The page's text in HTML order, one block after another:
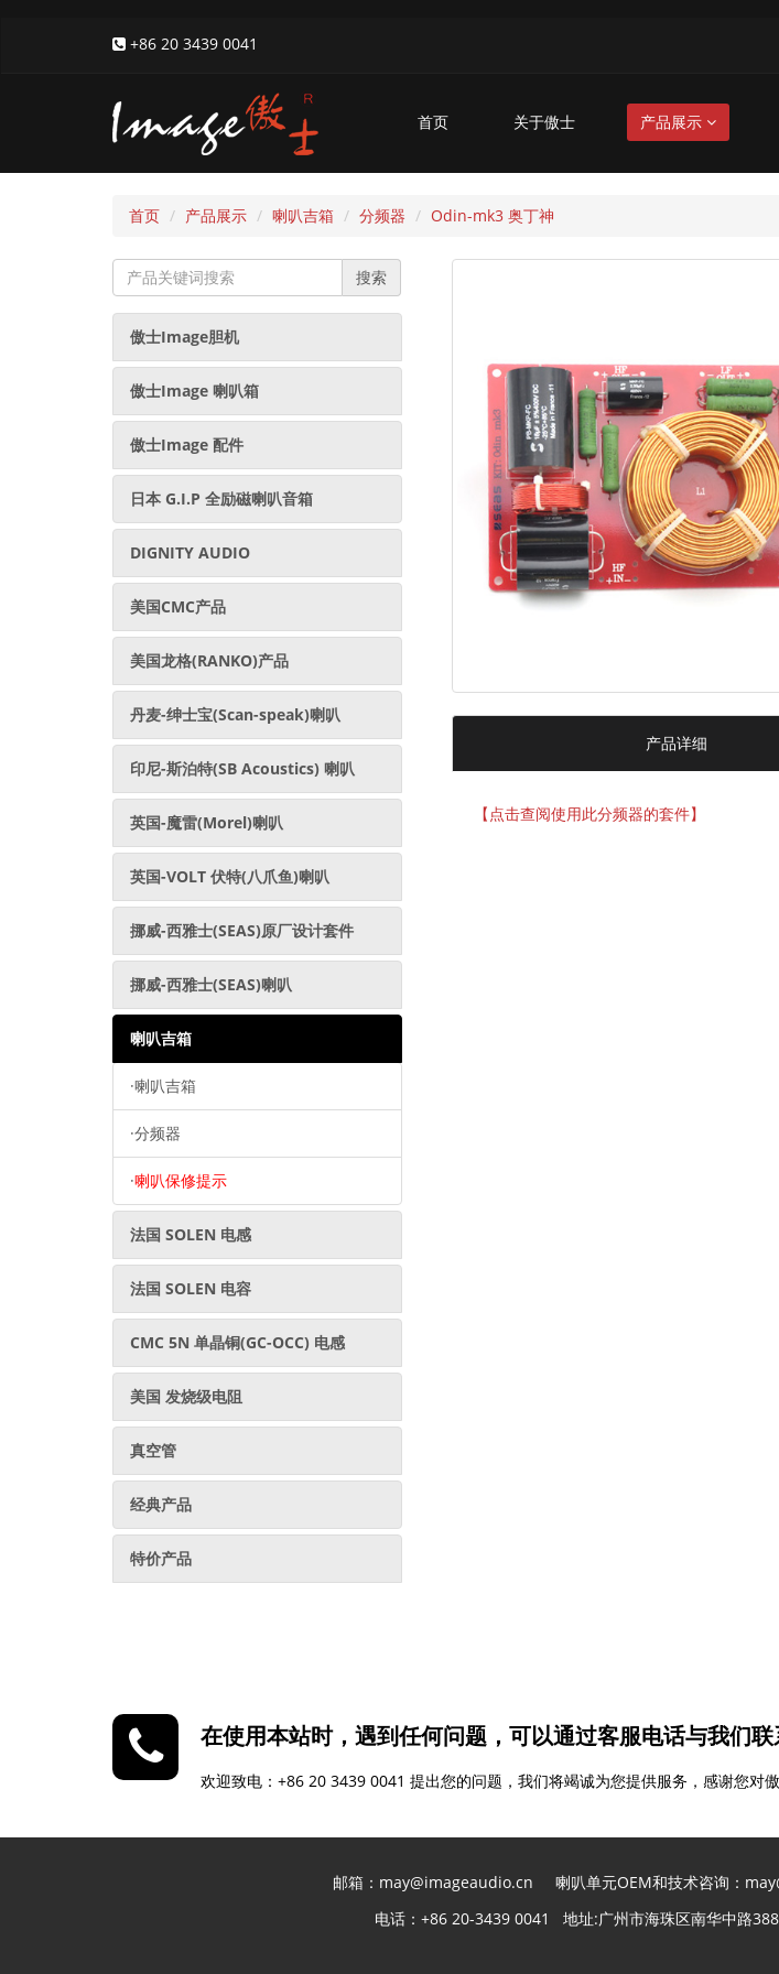
+86 20 3439 0041
首页 关于傲士 产品展示
首页 产品展示 喇叭吉箱 分频器 Odin-mk3 奥丁神
Amount
(in
dollars)
搜索
傲士Image胆机
傲士Image 喇叭箱
傲士Image 配件
日本 G.I.P 全励磁喇叭音箱
DIGNITY AUDIO
美国CMC产品
美国龙格(RANKO)产品
丹麦-绅士宝(Scan-speak)喇叭
印尼-斯泊特(SB Acoustics) 喇叭
英国-魔雷(Morel)喇叭
英国-VOLT 伏特(八爪鱼)喇叭
挪威-西雅士(SEAS)原厂设计套件
挪威-西雅士(SEAS)喇叭
喇叭吉箱
·喇叭吉箱
·分频器
·喇叭保修提示
法国 SOLEN 电感
法国 SOLEN 电容
CMC 5N 单晶铜(GC-OCC) 电感
美国 发烧级电阻
真空管
经典产品
特价产品
产品详细
【点击查阅使用此分频器的套件】
在使用本站时，遇到任何问题，可以通过客服电话与我们联
欢迎致电：+86 20 3439 0041 提出您的问题，我们将竭诚为您提供服务，感谢您对
邮箱：may@imageaudio.cn 喇叭单元OEM和技术咨询：
电话：+86 20-3439 0041 地址:广州市海珠区南华中路